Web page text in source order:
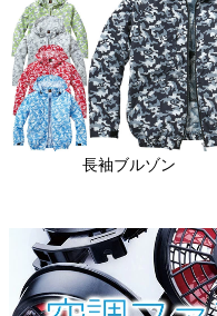
長袖ブルゾン